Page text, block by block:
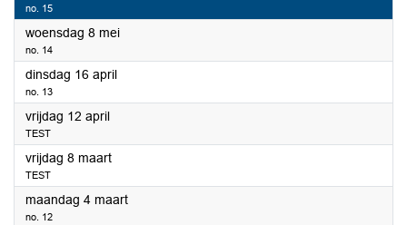
no. 15
woensdag 8 mei2024
no. 14
dinsdag 16 april2024
no. 13
vrijdag 12 april2024
TEST
vrijdag 8 maart2024
TEST
maandag 4 maart2024
no. 12